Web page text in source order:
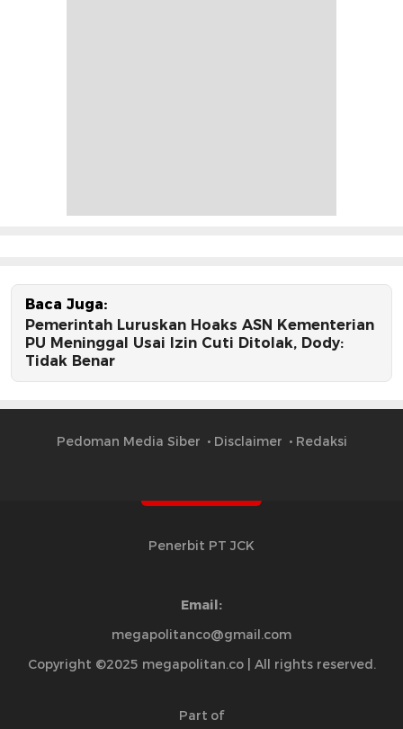
Baca Juga:
Pemerintah Luruskan Hoaks ASN Kementerian
PU Meninggal Usai Izin Cuti Ditolak, Dody:
Tidak Benar
Pedoman Media Siber Disclaimer Redaksi
Penerbit PT JCK
Email:
megapolitanco@gmail.com
Copyright ©2025 megapolitan.co | All rights reserved.
Part of